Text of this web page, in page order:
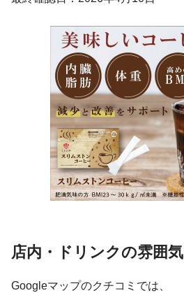
店内・ドリンクの雰囲気
Googleマップのクチコミでは、